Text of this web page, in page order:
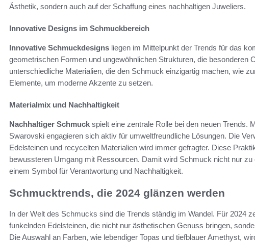
Ästhetik, sondern auch auf der Schaffung eines nachhaltigen Juweliers.
Innovative Designs im Schmuckbereich
Innovative Schmuckdesigns liegen im Mittelpunkt der Trends für das
geometrischen Formen und ungewöhnlichen Strukturen, die besonderen
unterschiedliche Materialien, die den Schmuck einzigartig machen, wie
Elemente, um moderne Akzente zu setzen.
Materialmix und Nachhaltigkeit
Nachhaltiger Schmuck spielt eine zentrale Rolle bei den neuen Trends.
Swarovski engagieren sich aktiv für umweltfreundliche Lösungen. Die
Edelsteinen und recycelten Materialien wird immer gefragter. Diese
bewussteren Umgang mit Ressourcen. Damit wird Schmuck nicht nur
einem Symbol für Verantwortung und Nachhaltigkeit.
Schmucktrends, die 2024 glänzen werden
In der Welt des Schmucks sind die Trends ständig im Wandel. Für 2024
funkelnden Edelsteinen, die nicht nur ästhetischen Genuss bringen,
Die Auswahl an Farben, wie lebendiger Topas und tiefblauer Amethyst,